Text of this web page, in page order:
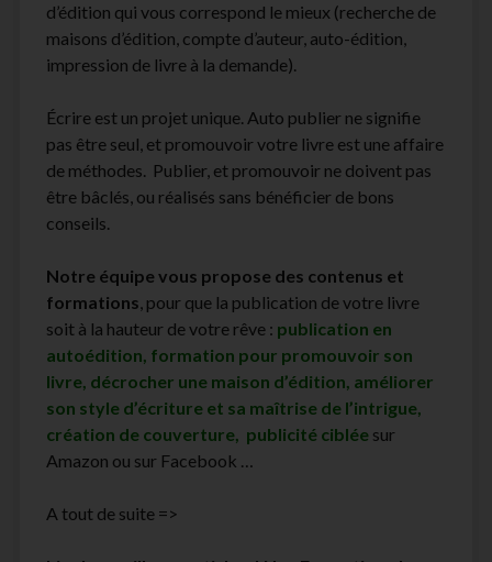
d’édition qui vous correspond le mieux (recherche de
maisons d’édition, compte d’auteur, auto-édition,
impression de livre à la demande).
Écrire est un projet unique. Auto publier ne signifie
pas être seul, et promouvoir votre livre est une affaire
de méthodes. Publier, et promouvoir ne doivent pas
être bâclés, ou réalisés sans bénéficier de bons
conseils.
Notre équipe vous propose des contenus et
formations, pour que la publication de votre livre
soit à la hauteur de votre rêve : publication en
autoédition, formation pour promouvoir son
livre, décrocher une maison d’édition, améliorer
son style d’écriture et sa maîtrise de l’intrigue,
création de couverture, publicité ciblée sur
Amazon ou sur Facebook …
A tout de suite =>